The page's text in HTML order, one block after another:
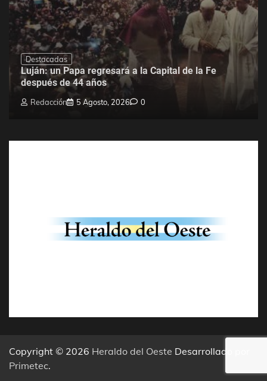
Destacadas
Luján: un Papa regresará a la Capital de la Fe
después de 44 años
Redacción 5 Agosto, 2026 0
Copyright © 2026 Heraldo del Oeste Desarrollado por
Primetec.